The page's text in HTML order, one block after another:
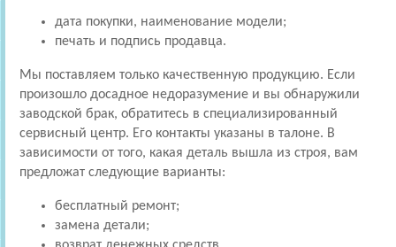
дата покупки, наименование модели;
печать и подпись продавца.
Мы поставляем только качественную продукцию. Если
произошло досадное недоразумение и вы обнаружили
заводской брак, обратитесь в специализированный
сервисный центр. Его контакты указаны в талоне. В
зависимости от того, какая деталь вышла из строя, вам
предложат следующие варианты:
бесплатный ремонт;
замена детали;